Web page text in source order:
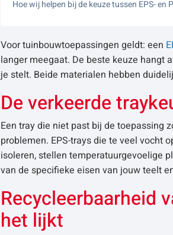
Hoe wij helpen bij de keuze tussen EPS-
Voor tuinbouwtoepassingen geldt: een
langer meegaat. De beste keuze hangt
je stelt. Beide materialen hebben
De verkeerde
Een tray die niet past bij de toepassing
problemen. EPS-trays die te veel vocht
isoleren, stellen temperatuurgevoelige
van de specifieke eisen van jouw teelt
Recycleerbaarheid
het lijkt